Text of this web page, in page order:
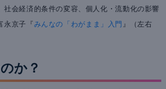
社会経済的条件の変容、個人化・流動化の影響
永京子『みんなの「わがまま」入門 』（左右
か？